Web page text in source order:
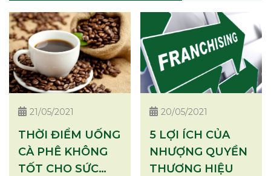
21/05/2021
THỜI ĐIỂM UỐNG
CÀ PHÊ KHÔNG
TỐT CHO SỨC
20/05/2021
5 LỢI ÍCH CỦA
NHƯỢNG QUYỀN
THƯƠNG HIỆU